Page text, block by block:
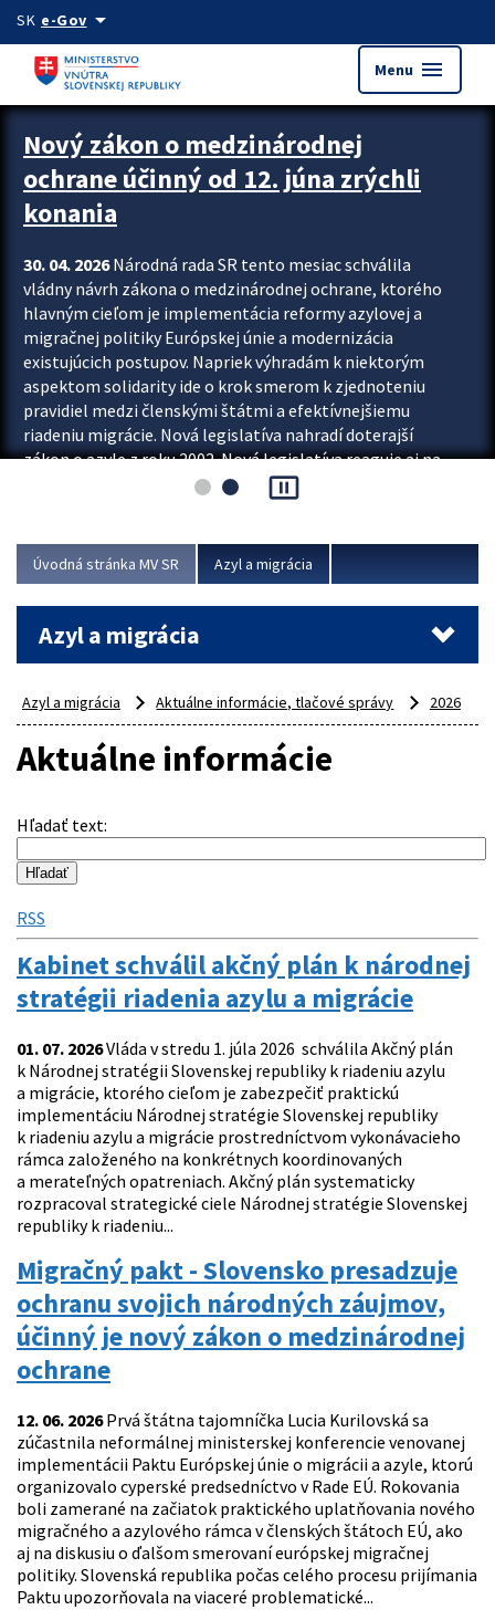
Preskocit na hlavný obsah
SK e-Govarrow_drop_down
Menu menu
Zastavit automatický posun upútavok
Nový zákon o medzinárodnej
ochrane účinný od 12. júna zrýchli
konania
30. 04. 2026Národná rada SR tento mesiac schválila
vládny návrh zákona o medzinárodnej ochrane, ktorého
hlavným cieľom je implementácia reformy azylovej a
migračnej politiky Európskej únie a modernizácia
existujúcich postupov. Napriek výhradám k niektorým
aspektom solidarity ide o krok smerom k zjednoteniu
pravidiel medzi členskými štátmi a efektívnejšiemu
riadeniu migrácie. Nová legislatíva nahradí doterajší
zákon o azyle z roku 2002. Nová legislatíva reaguje aj na
vývoj posledného desaťročia, počas...
pause_presentation
Úvodná stránka MV SR Azyl a migrácia
Azyl a migrácia
Azyl a migrácia Aktuálne informácie, tlačové správy 2026
Aktuálne informácie
Hľadať text:
RSS
Kabinet schválil akčný plán k národnej
stratégii riadenia azylu a migrácie
01. 07. 2026Vláda v stredu 1. júla 2026 schválila Akčný plán
k Národnej stratégii Slovenskej republiky k riadeniu azylu
a migrácie, ktorého cieľom je zabezpečiť praktickú
implementáciu Národnej stratégie Slovenskej republiky
k riadeniu azylu a migrácie prostredníctvom vykonávacieho
rámca založeného na konkrétnych koordinovaných
a merateľných opatreniach. Akčný plán systematicky
rozpracoval strategické ciele Národnej stratégie Slovenskej
republiky k riadeniu...
Migračný pakt - Slovensko presadzuje
ochranu svojich národných záujmov,
účinný je nový zákon o medzinárodnej
ochrane
12. 06. 2026Prvá štátna tajomníčka Lucia Kurilovská sa
zúčastnila neformálnej ministerskej konferencie venovanej
implementácii Paktu Európskej únie o migrácii a azyle, ktorú
organizovalo cyperské predsedníctvo v Rade EÚ. Rokovania
boli zamerané na začiatok praktického uplatňovania nového
migračného a azylového rámca v členských štátoch EÚ, ako
aj na diskusiu o ďalšom smerovaní európskej migračnej
politiky. Slovenská republika počas celého procesu prijímania
Paktu upozorňovala na viaceré problematické...